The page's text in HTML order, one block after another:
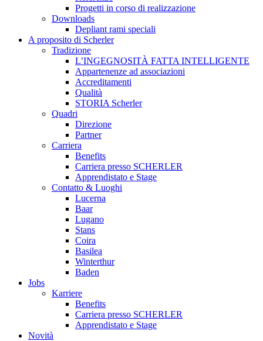
Progetti in corso di realizzazione
Downloads
Depliant rami speciali
A proposito di Scherler
Tradizione
L’INGEGNOSITÀ FATTA INTELLIGENTE
Appartenenze ad associazioni
Accreditamenti
Qualità
STORIA Scherler
Quadri
Direzione
Partner
Carriera
Benefits
Carriera presso SCHERLER
Apprendistato e Stage
Contatto & Luoghi
Lucerna
Baar
Lugano
Stans
Coira
Basilea
Winterthur
Baden
Jobs
Karriere
Benefits
Carriera presso SCHERLER
Apprendistato e Stage
Novità